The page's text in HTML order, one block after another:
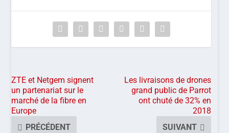
ZTE et Netgem signent
un partenariat sur le
marché de la fibre en
Europe
PRÉCÉDENT
Les livraisons de drones
grand public de Parrot
ont chuté de 32% en
2018
SUIVANT